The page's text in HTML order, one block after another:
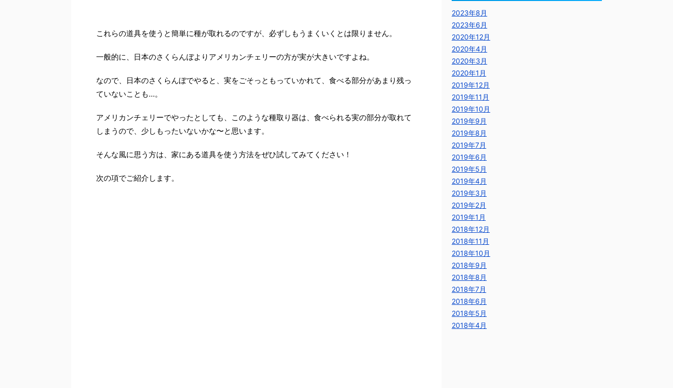
これらの道具を使うと簡単に種が取れるのですが、必ずしもうまくいくとは限りません。
一般的に、日本のさくらんぼよりアメリカンチェリーの方が実が大きいですよね。
なので、日本のさくらんぼでやると、実をごそっともっていかれて、食べる部分があまり残っ
ていないことも…。
アメリカンチェリーでやったとしても、このような種取り器は、食べられる実の部分が取れて
しまうので、少しもったいないかな〜と思います。
そんな風に思う方は、家にある道具を使う方法をぜひ試してみてください！
次の項でご紹介します。
2023年8月
2023年6月
2020年12月
2020年4月
2020年3月
2020年1月
2019年12月
2019年11月
2019年10月
2019年9月
2019年8月
2019年7月
2019年6月
2019年5月
2019年4月
2019年3月
2019年2月
2019年1月
2018年12月
2018年11月
2018年10月
2018年9月
2018年8月
2018年7月
2018年6月
2018年5月
2018年4月